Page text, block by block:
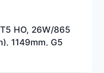
HO, 26W/865
1149mm, G5
direct wire